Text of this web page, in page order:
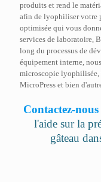
produits et rend le
afin de lyophiliser votre
optimisée qui vous
services de laboratoire,
long du processus de
équipement interne,
microscopie lyophilisée,
MicroPress et bien
Contactez-nous
l'aide sur la
gâteau